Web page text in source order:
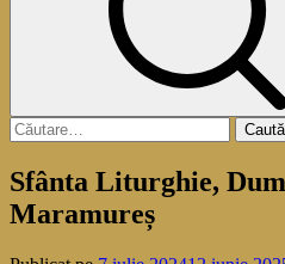
Caută
după:
Sfânta Liturghie,
Maramureș